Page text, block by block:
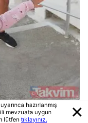
KIZI
hazırlanmış
mevzuata uygun
lütfen tıklayınız.